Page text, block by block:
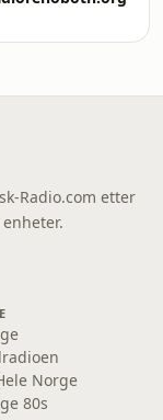
Radio.com etter
Norge
80s